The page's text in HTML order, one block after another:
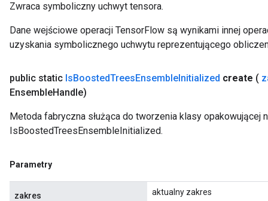
Zwraca symboliczny uchwyt tensora.
Dane wejściowe operacji TensorFlow są wynikami innej
uzyskania symbolicznego uchwytu reprezentującego
public static IsBoostedTreesEnsembleInitialized create (
EnsembleHandle)
Metoda fabryczna służąca do tworzenia klasy opakowującej
IsBoostedTreesEnsembleInitialized.
Parametry
zakres aktualny zakres